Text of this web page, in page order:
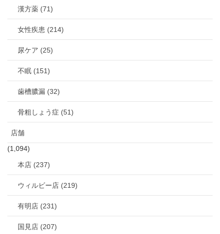
漢方薬 (71)
女性疾患 (214)
尿ケア (25)
不眠 (151)
歯槽膿漏 (32)
骨粗しょう症 (51)
店舗
(1,094)
本店 (237)
ウィルビー店 (219)
有明店 (231)
国見店 (207)